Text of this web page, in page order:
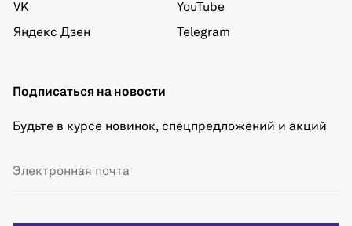
VK
Яндекс Дзен
YouTube
Telegram
Подписаться на новости
Будьте в курсе новинок, спецпредложений и акций